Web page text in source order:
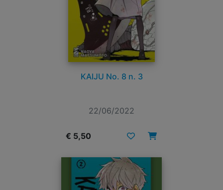
KAIJU No. 8 n. 3
22/06/2022
€ 5,50